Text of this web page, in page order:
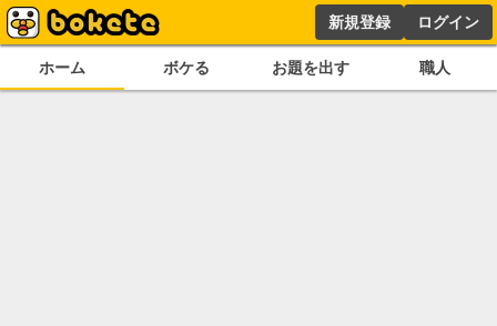
新規登録 ログイン
ホーム ボケる お題を出す 職人